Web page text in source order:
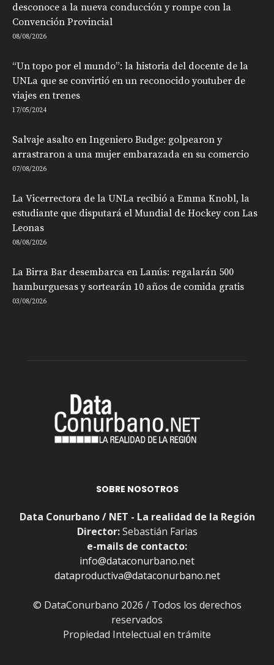
desconoce a la nueva conducción y rompe con la
Convención Provincial
08/08/2026
“Un topo por el mundo”: la historia del docente de la
UNLa que se convirtió en un reconocido youtuber de
viajes en trenes
17/05/2024
Salvaje asalto en Ingeniero Budge: golpearon y
arrastraron a una mujer embarazada en su comercio
07/08/2026
La Vicerrectora de la UNLa recibió a Emma Knobl, la
estudiante que disputará el Mundial de Hockey con Las
Leonas
08/08/2026
La Birra Bar desembarca en Lanús: regalarán 500
hamburguesas y sortearán 10 años de comida gratis
03/08/2026
SOBRE NOSOTROS
Data Conurbano / NET - La realidad de la Región
Director:Sebastián Farias
e-mails de contacto:
info@dataconurbano.net
dataproductiva@dataconurbano.net
© DataConurbano 2026 / Todos los derechos
reservados
Propiedad Intelectual en trámite